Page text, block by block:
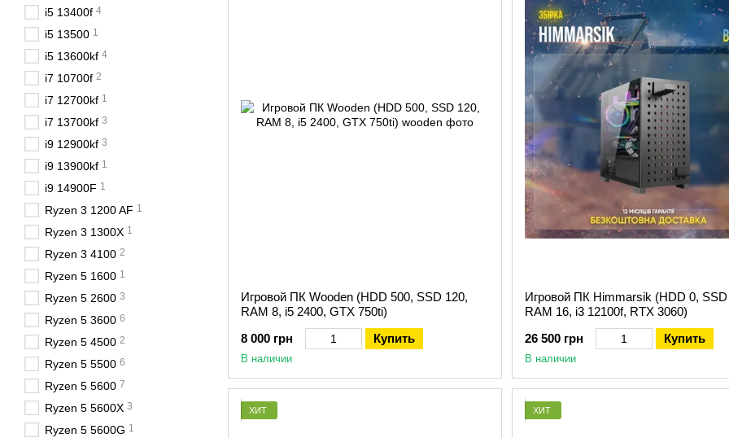
необходимо для выбора подходящей модели. В списке полезных свойств товара отметим
приятный дизайн
уменьшенный вес и размеры
Из-за большого уровня конкуренции, производители гарантируют надежный товар по
на сайте Всемпк
Отметим что поставщики проводят тщательную проверку изделий на разных этапах
Покупатели будут удовлетворены результатом покупки. Мы сотрудничаем лишь с
отзывами. Из-за такого отбора команда сайта гарантируетПК для PUBGбез брака, который
Как приобрестикомпьютер для PUBGв онлайн-режиме
наличными, частями или по реквизитам. Транспортная компания Новая Почта
Предоставляемый получателю трекинговый код поможет узнать текущий этап нахождения
Игровой ПК Wooden (HDD 500, SSD 120,
RAM 8, i5 2400, GTX 750ti)
8 000 грн
Купить
В наличии
Игровой ПК Himmarsik (HDD 0, SSD
RAM 16, i3 12100f, RTX 3060)
26 500 грн
Купить
В наличии
ХИТ ХИТ
i5 13400f 4
i5 13500 1
i5 13600kf 4
i7 10700f 2
i7 12700kf 1
i7 13700kf 3
i9 12900kf 3
i9 13900kf 1
i9 14900F 1
Ryzen 3 1200 AF 1
Ryzen 3 1300X 1
Ryzen 3 4100 2
Ryzen 5 1600 1
Ryzen 5 2600 3
Ryzen 5 3600 6
Ryzen 5 4500 2
Ryzen 5 5500 6
Ryzen 5 5600 7
Ryzen 5 5600X 3
Ryzen 5 5600G 1